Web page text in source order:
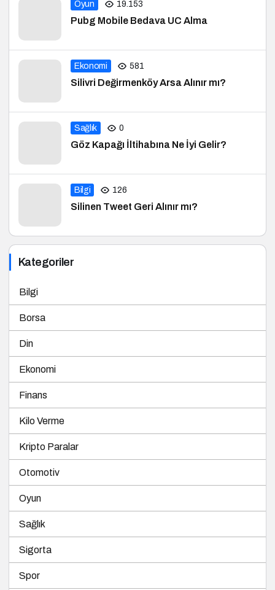
Pubg Mobile Bedava UC Alma
Ekonomi 581
Silivri Değirmenköy Arsa Alınır mı?
Sağlık 0
Göz Kapağı İltihabına Ne İyi Gelir?
Bilgi 126
Silinen Tweet Geri Alınır mı?
Kategoriler
Borsa
Din
Ekonomi
Finans
Kilo Verme
Kripto Paralar
Otomotiv
Oyun
Sağlık
Sigorta
Spor